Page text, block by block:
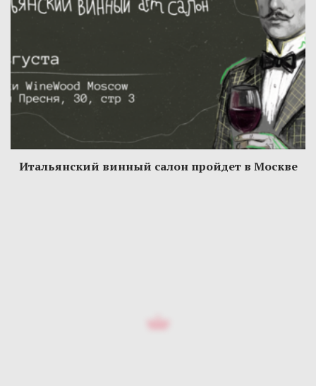
Итальянский винный салон пройдет в Москве